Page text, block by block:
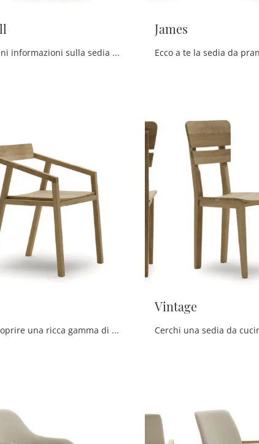
Clicca e ottieni informazioni sulla sedia James Roll di Devina Nais in ecopelle: le più esclusive Sedie fisse moderne ti attendono.
James
Clicca per scoprire una ricca gamma di sedie fisse per stanze design: il modello Hunt di Devina Nais ti aspetta!
Vintage